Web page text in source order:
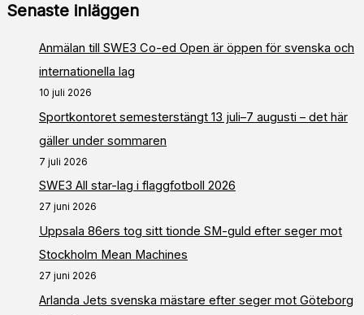
Senaste inläggen
Anmälan till SWE3 Co-ed Open är öppen för svenska och
internationella lag
10 juli 2026
Sportkontoret semesterstängt 13 juli–7 augusti – det här
gäller under sommaren
7 juli 2026
SWE3 All star-lag i flaggfotboll 2026
27 juni 2026
Uppsala 86ers tog sitt tionde SM-guld efter seger mot
Stockholm Mean Machines
27 juni 2026
Arlanda Jets svenska mästare efter seger mot Göteborg